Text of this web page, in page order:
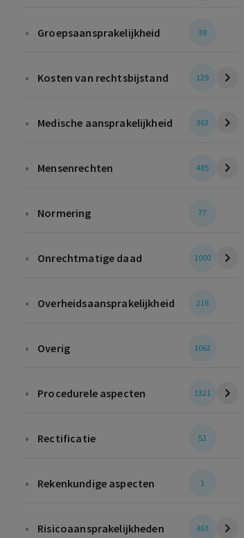
• Groepsaansprakelijkheid 38
• Kosten van rechtsbijstand 129
• Medische aansprakelijkheid 363
• Mensenrechten 485
• Normering 77
• Onrechtmatige daad 1000
• Overheidsaansprakelijkheid 216
• Overig 1062
• Procedurele aspecten 1321
• Rectificatie 53
• Rekenkundige aspecten 1
• Risicoaansprakelijkheden 463